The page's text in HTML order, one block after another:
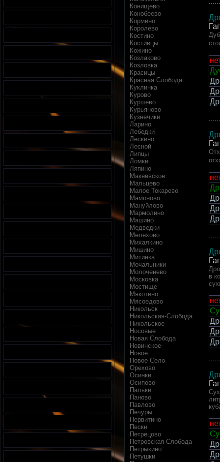
Конищево
Конобеево
Кормино
Королево
Костино
Костивцы
Кожино
Козлаково
Козловка
Красицы
Красная Слобода
Куклинка
Курово
Куршево
Курьяново
Кузнечики
Ларино
Лебедки
Лескино
Лесной
Липцы
Ломки
Ляпино
Макеевское
Мальцево
Малое Токарево
Мамоново
Мануйлово
Мармолино
Машино
Медведки
Мелехово
Михалкино
Мишино
Митинка
Мочальники
Молоченево
Московка
Мостище
Мякотино
Мясоедово
Никольск
Никольская-Слобода
Никольское
Носовые
Новая Слобода
Новинское
Новое
Новое Село
Орехово
Осинки
Осипово
Пальки
Паново
Павлово
Печуры
Первитино
Пески
Петрецово
Петровская Слобода
Петрыкино
Петушки
в